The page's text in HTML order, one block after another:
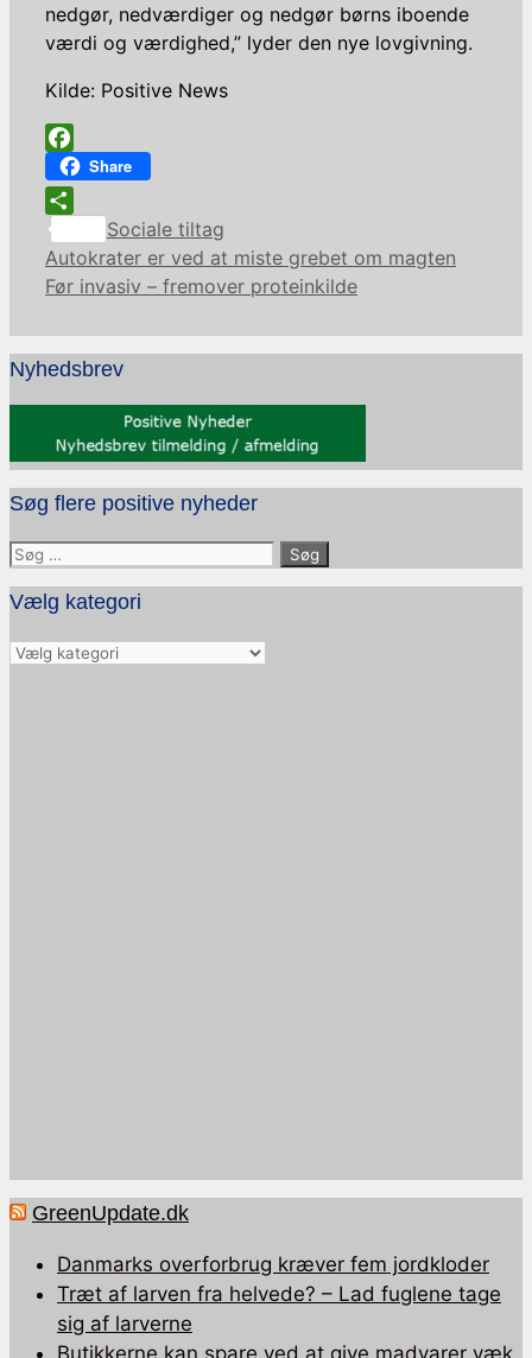
nedgør, nedværdiger og nedgør børns iboende
værdi og værdighed,” lyder den nye lovgivning.
Kilde: Positive News
Facebook
Share
Share
Kategorier
Sociale tiltag
Autokrater er ved at miste grebet om magten
Før invasiv – fremover proteinkilde
Nyhedsbrev
Søg flere positive nyheder
Søg
efter:
Vælg kategori
Vælg
GreenUpdate.dk
Danmarks overforbrug kræver fem jordkloder
Træt af larven fra helvede? – Lad fuglene tage
sig af larverne
Butikkerne kan spare ved at give madvarer væk